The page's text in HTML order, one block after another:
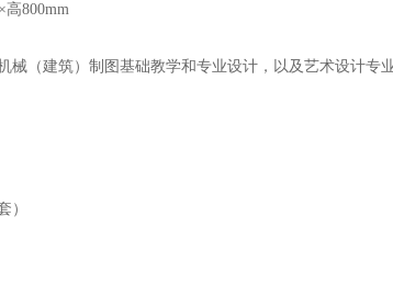
高800mm
械（建筑）制图基础教学和专业设计，以及艺术设计专业
）